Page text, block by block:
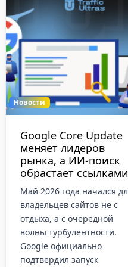
Новости
Google Ads меняет
правила
сертификации
гемблинга с 26
августа
Google Ads официально
объявил о глобальном
обновлении политики
Gambling and Games
Policy.Изменения вступят в